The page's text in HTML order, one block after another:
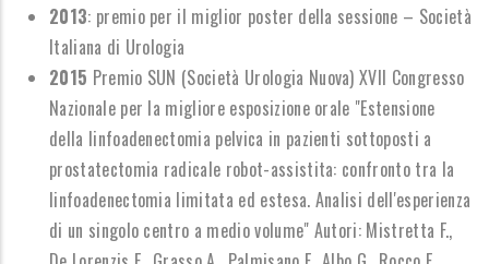
2013: premio per il miglior poster della sessione – Società
Italiana di Urologia
2015 Premio SUN (Società Urologia Nuova) XVII Congresso
Nazionale per la migliore esposizione orale "Estensione
della linfoadenectomia pelvica in pazienti sottoposti a
prostatectomia radicale robot-assistita: confronto tra la
linfoadenectomia limitata ed estesa. Analisi dell'esperienza
di un singolo centro a medio volume" Autori: Mistretta F.,